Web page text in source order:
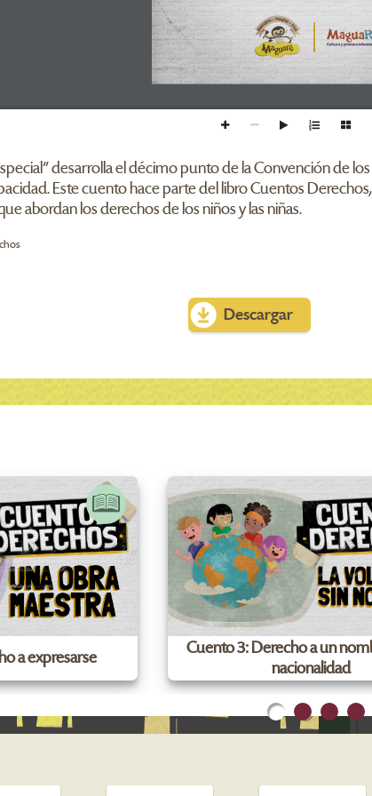
desarrolla el décimo punto de la Convención de
Este cuento hace parte del libro Cuentos
abordan los derechos de los niños y las niñas.
Descargar
a expresarse
Cuento 3: Derecho a un
nacionalidad